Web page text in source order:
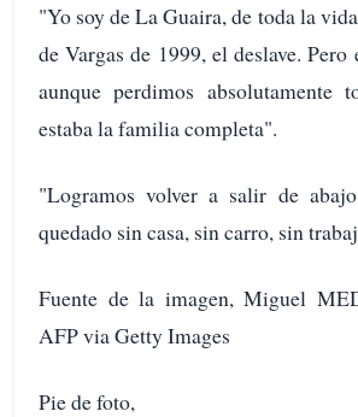
"Yo soy de La Guaira, de toda la
de Vargas de 1999, el deslave. Pero
aunque perdimos absolutamente
estaba la familia completa".
"Logramos volver a salir de
quedado sin casa, sin carro, sin
Fuente de la imagen, Miguel
AFP via Getty Images
Pie de foto,